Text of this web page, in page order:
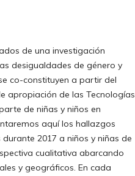
de una investigación
desigualdades de género y
co-constituyen a partir del
apropiación de las Tecnologías
de niñas y niños en
aquí los hallazgos
2017 a niños y niñas de
cualitativa abarcando
y geográficos. En cada